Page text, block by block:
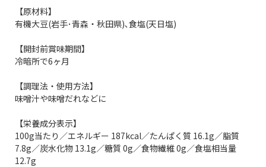
【原材料】
有機大豆(岩手･青森・秋田県)､食塩(天日塩)
【開封前賞味期間】
冷暗所で6ヶ月
【調理法・使用方法】
味噌汁や味噌だれなどに
【栄養成分表示】
100g当たり／エネルギー 187kcal／たんぱく質 16.1g／脂質
7.8g／炭水化物 13.1g／糖質 0g／食物繊維 0g／食塩相当量
12.7g